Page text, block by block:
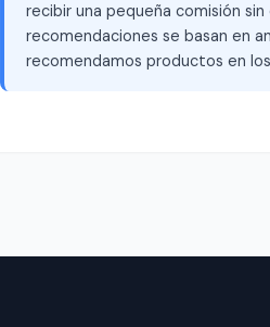
recibir una pequeña comisión
recomendaciones se basan en
recomendamos productos en